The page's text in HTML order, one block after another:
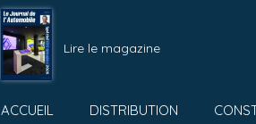
Lire le magazine
ACCUEIL DISTRIBUTION